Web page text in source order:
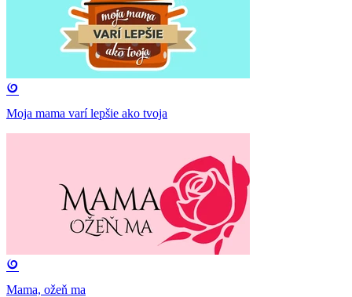
Moja mama varí lepšie ako tvoja
Mama, ožeň ma